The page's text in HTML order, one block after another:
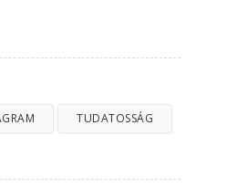
TUDATOSSÁG